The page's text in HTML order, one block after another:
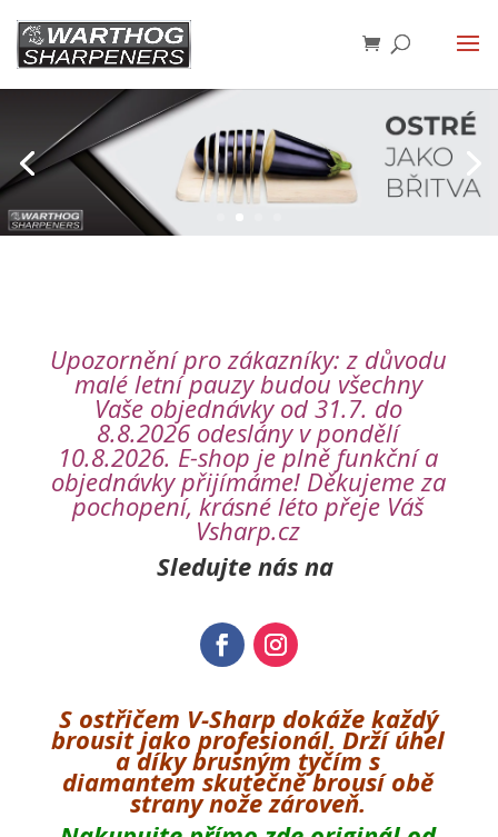
Upozornění pro zákazníky: z důvodu
malé letní pauzy budou všechny
Vaše objednávky od 31.7. do
8.8.2026 odeslány v pondělí
10.8.2026. E-shop je plně funkční a
objednávky přijímáme! Děkujeme za
pochopení, krásné léto přeje Váš
Vsharp.cz
Sledujte nás na
S ostřičem V-Sharp dokáže každý
brousit jako profesionál. Drží úhel
a díky brusným tyčím s
diamantem skutečně brousí obě
strany nože zároveň.